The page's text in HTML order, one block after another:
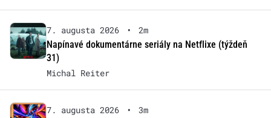
7. augusta 2026 •
2m
Napínavé dokumentárne seriály na Netflixe (týždeň
31)
Michal Reiter
7. augusta 2026 •
3m